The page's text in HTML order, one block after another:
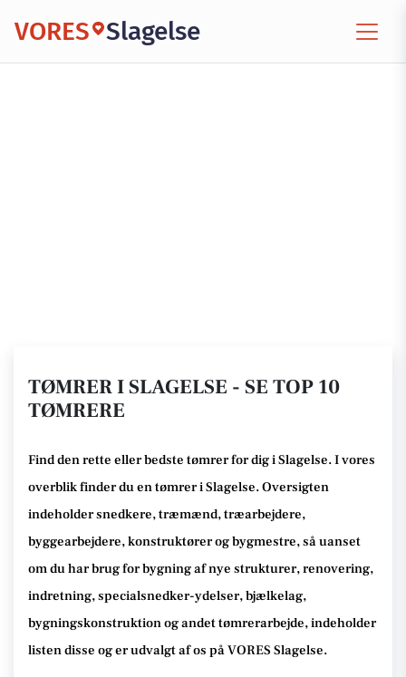
VORES Slagelse
TØMRER I SLAGELSE - SE TOP 10
TØMRERE
Find den rette eller bedste tømrerfor dig i Slagelse. I vores
overblik finder du en tømrer i Slagelse.Oversigten
indeholder snedkere, træmænd, træarbejdere,
byggearbejdere, konstruktører og bygmestre,så uanset
om du har brug for bygning af nye strukturer, renovering,
indretning, specialsnedker-ydelser, bjælkelag,
bygningskonstruktion og andet tømrerarbejde, indeholder
listen disse og er udvalgt af os på VORES Slagelse.